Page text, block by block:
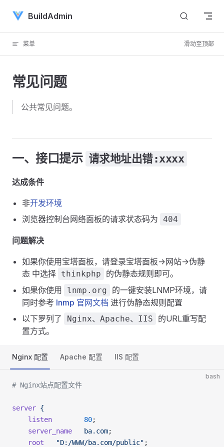
Skip to content
BuildAdmin
菜单 滑动至顶部
常见问题
公共常见问题。
一、接口提示 请求地址出错:xxxx
达成条件
非开发环境
浏览器控制台网络面板的请求状态码为 404
问题解决
如果你使用宝塔面板，请登录宝塔面板->网站->伪静
态 中选择 thinkphp
的伪静态规则即可。
如果你使用
lnmp.org
的一键安装LNMP环境，请
同时参考 lnmp 官网文档 进行伪静态规则配置
以下罗列了
Nginx、Apache、IIS
的URL重写配
置方式。
Nginx 配置 Apache 配置 IIS 配置
bash
# Nginx站点配置文件
server {
    listen
        80
;
    server_name
   ba.com
;
    root
   "D:/WWW/ba.com/public"
;